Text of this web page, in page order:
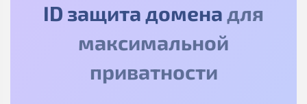
ID защита доменадля
максимальной
приватности